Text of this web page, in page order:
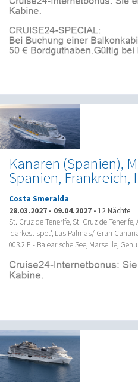
Kanaren (Spanien),
Spanien, Frankreich,
Costa Smeralda
28.03.2027 - 09.04.2027 • 12 Nächte
St. Cruz de Tenerife, St. Cruz de
'darkest spot', Las Palmas/ Gran
003.2 E - Balearische See, Marseille,